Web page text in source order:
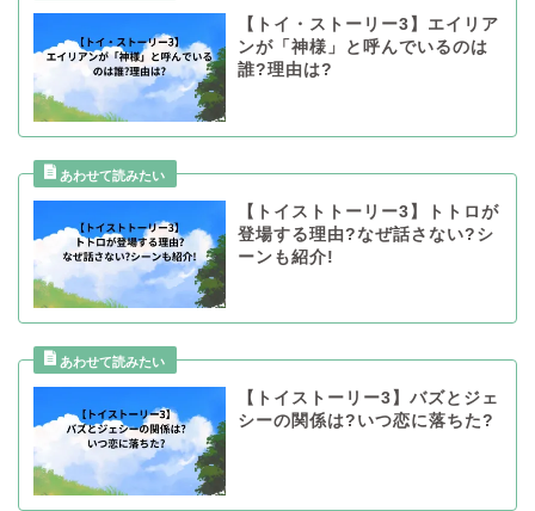
【トイ・ストーリー3】エイリア
ンが「神様」と呼んでいるのは
誰?理由は?
【トイストトーリー3】トトロが
登場する理由?なぜ話さない?シ
ーンも紹介!
【トイストーリー3】バズとジェ
シーの関係は?いつ恋に落ちた?